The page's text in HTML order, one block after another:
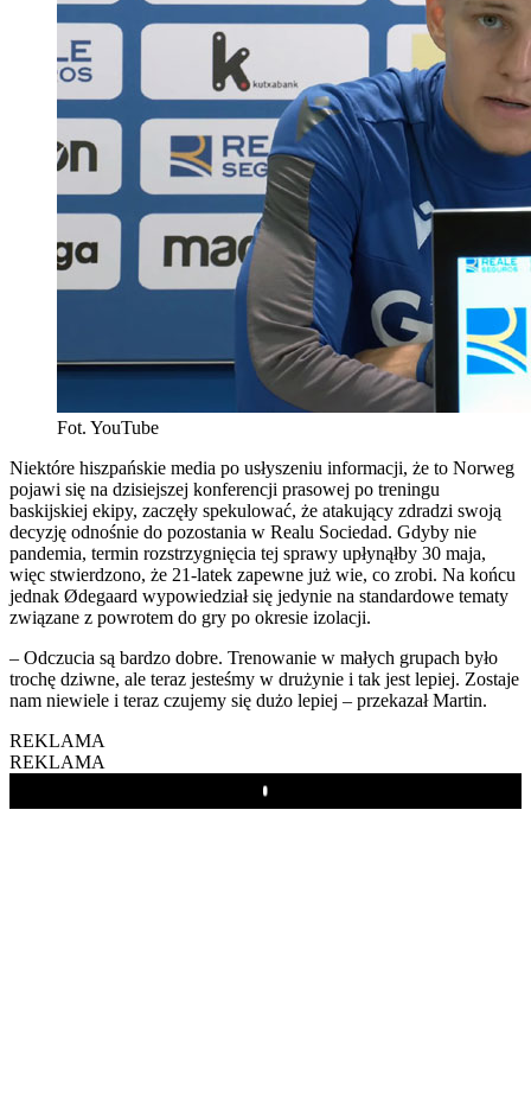
Fot. YouTube
Niektóre hiszpańskie media po usłyszeniu informacji, że to Norweg
pojawi się na dzisiejszej konferencji prasowej po treningu
baskijskiej ekipy, zaczęły spekulować, że atakujący zdradzi swoją
decyzję odnośnie do pozostania w Realu Sociedad. Gdyby nie
pandemia, termin rozstrzygnięcia tej sprawy upłynąłby 30 maja,
więc stwierdzono, że 21-latek zapewne już wie, co zrobi. Na końcu
jednak Ødegaard wypowiedział się jedynie na standardowe tematy
związane z powrotem do gry po okresie izolacji.
– Odczucia są bardzo dobre. Trenowanie w małych grupach było
trochę dziwne, ale teraz jesteśmy w drużynie i tak jest lepiej. Zostaje
nam niewiele i teraz czujemy się dużo lepiej – przekazał Martin.
REKLAMA
REKLAMA
Play